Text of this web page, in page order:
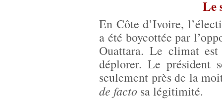
Le
En Côte d’Ivoire,
a été boycottée par
Ouattara. Le climat
déplorer. Le président
seulement près de la
de facto sa légitimité.